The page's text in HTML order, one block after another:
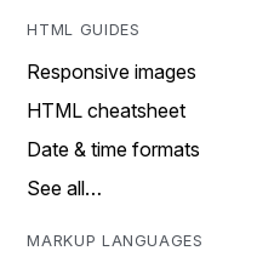
HTML GUIDES
Responsive images
HTML cheatsheet
Date & time formats
See all…
MARKUP LANGUAGES